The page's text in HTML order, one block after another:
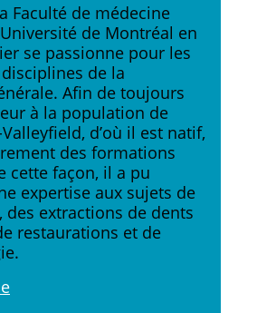
Faculté de médecine
de Montréal en
se passionne pour les
de la
Afin de toujours
à la population de
d’où il est natif,
des formations
cette façon, il a pu
expertise aux sujets de
des extractions de dents
restaurations et de